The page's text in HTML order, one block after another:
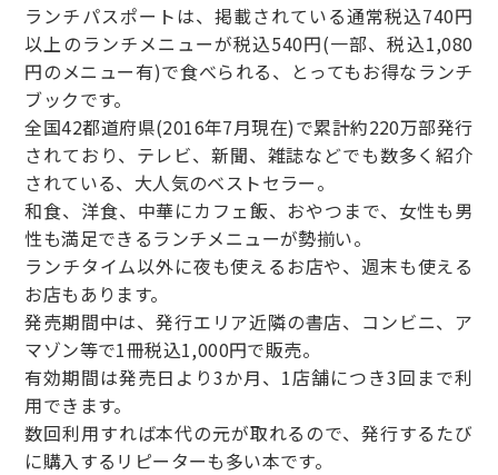
ランチパスポートは、掲載されている通常税込740円
以上のランチメニューが税込540円(一部、税込1,080
円のメニュー有)で食べられる、とってもお得なランチ
ブックです。
全国42都道府県(2016年7月現在)で累計約220万部発行
されており、テレビ、新聞、雑誌などでも数多く紹介
されている、大人気のベストセラー。
和食、洋食、中華にカフェ飯、おやつまで、女性も男
性も満足できるランチメニューが勢揃い。
ランチタイム以外に夜も使えるお店や、週末も使える
お店もあります。
発売期間中は、発行エリア近隣の書店、コンビニ、ア
マゾン等で1冊税込1,000円で販売。
有効期間は発売日より3か月、1店舗につき3回まで利
用できます。
数回利用すれば本代の元が取れるので、発行するたび
に購入するリピーターも多い本です。